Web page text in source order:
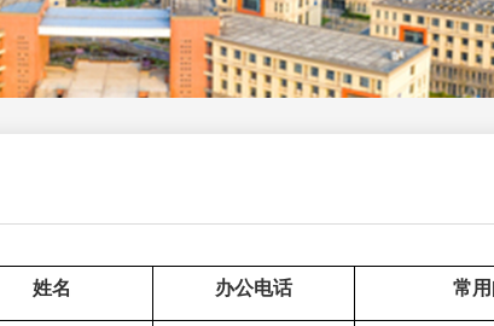
姓名 办公电话 常